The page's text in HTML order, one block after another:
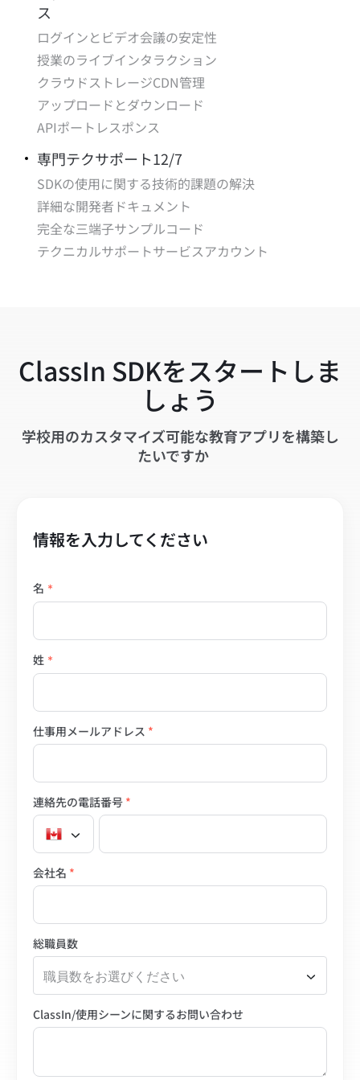
ス
ログインとビデオ会議の安定性
授業のライブインタラクション
クラウドストレージCDN管理
アップロードとダウンロード
APIポートレスポンス
専門テクサポート12/7
SDKの使用に関する技術的課題の解決
詳細な開発者ドキュメント
完全な三端子サンプルコード
テクニカルサポートサービスアカウント
ClassIn SDKをスタートしま
しょう
学校用のカスタマイズ可能な教育アプリを構築し
たいですか
情報を入力してください
名 *
姓 *
仕事用メールアドレス *
連絡先の電話番号 *
会社名 *
総職員数
職員数をお選びください
ClassIn/使用シーンに関するお問い合わせ